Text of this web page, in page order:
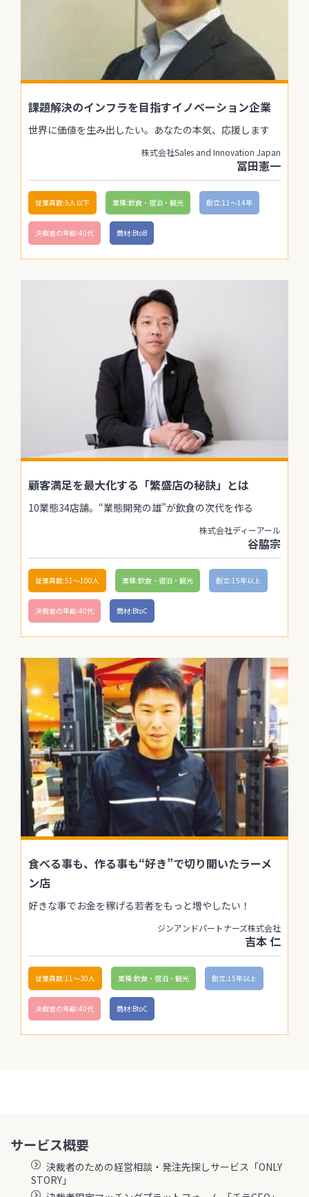
課題解決のインフラを目指すイノベーション企業
世界に価値を生み出したい。あなたの本気、応援します
株式会社Sales and Innovation Japan
冨田憲一
従業員数:5人以下 業種:飲食・宿泊・観光 創立:11〜14年
決裁者の年齢:40代 商材:BtoB
顧客満足を最大化する「繁盛店の秘訣」とは
10業態34店舗。“業態開発の雄”が飲食の次代を作る
株式会社ディーアール
谷脇宗
従業員数:51〜100人 業種:飲食・宿泊・観光 創立:15年以上
決裁者の年齢:40代 商材:BtoC
食べる事も、作る事も“好き”で切り開いたラーメ
ン店
好きな事でお金を稼げる若者をもっと増やしたい！
ジンアンドパートナーズ株式会社
吉本 仁
従業員数:11〜30人 業種:飲食・宿泊・観光 創立:15年以上
決裁者の年齢:40代 商材:BtoC
サービス概要
決裁者のための経営相談・発注先探しサービス「ONLY
STORY」